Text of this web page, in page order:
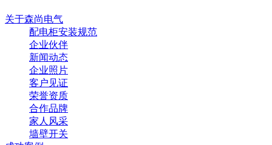
关于森尚电气
配电柜安装规范
企业伙伴
新闻动态
企业照片
客户见证
荣誉资质
合作品牌
家人风采
墙壁开关